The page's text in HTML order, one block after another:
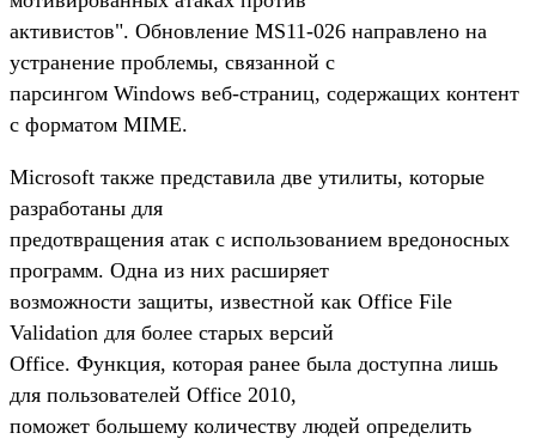
активистов". Обновление MS11-026 направлено на
устранение проблемы, связанной с
парсингом Windows веб-страниц, содержащих контент
с форматом MIME.
Microsoft также представила две утилиты, которые
разработаны для
предотвращения атак с использованием вредоносных
программ. Одна из них расширяет
возможности защиты, известной как Office File
Validation для более старых версий
Office. Функция, которая ранее была доступна лишь
для пользователей Office 2010,
поможет большему количеству людей определить